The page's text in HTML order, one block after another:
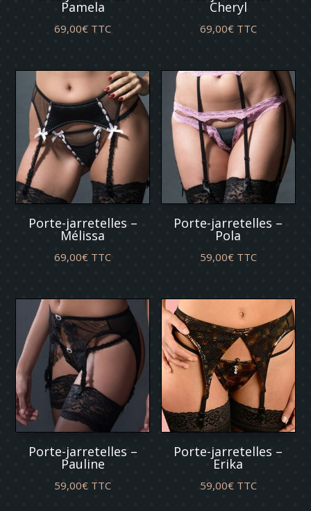
Pamela
69,00€ TTC
Cheryl
69,00€ TTC
Porte-jarretelles –
Mélissa
69,00€ TTC
Porte-jarretelles –
Pola
59,00€ TTC
Porte-jarretelles –
Pauline
59,00€ TTC
Porte-jarretelles –
Erika
59,00€ TTC